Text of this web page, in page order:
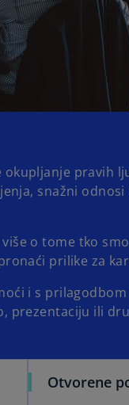
okupljanje pravih
snažni
o tome tko
prilike za
i s
prezentaciju ili
Otvorene